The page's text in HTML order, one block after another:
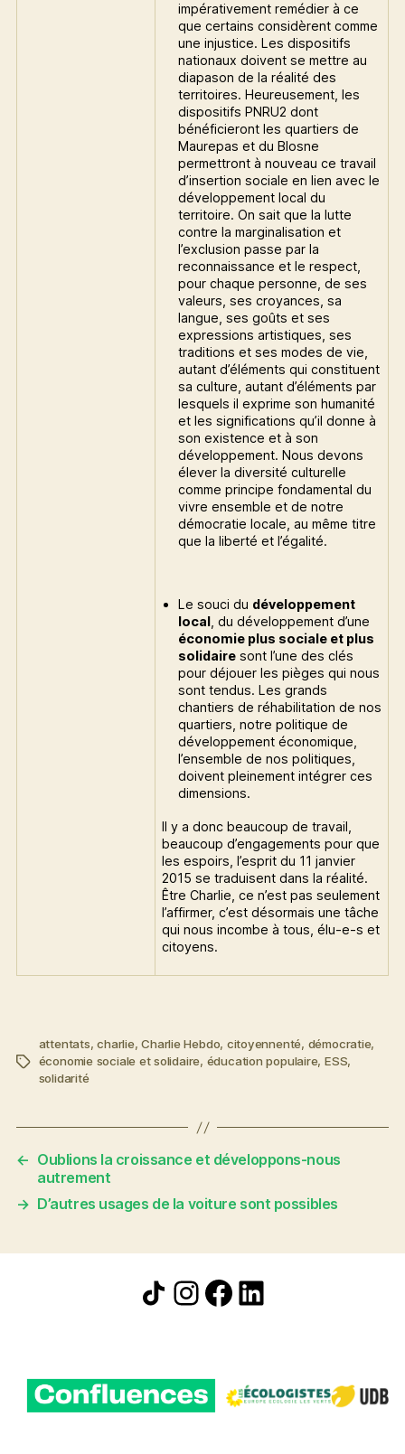
impérativement remédier à ce
que certains considèrent comme
une injustice. Les dispositifs
nationaux doivent se mettre au
diapason de la réalité des
territoires. Heureusement, les
dispositifs PNRU2 dont
bénéficieront les quartiers de
Maurepas et du Blosne
permettront à nouveau ce travail
d’insertion sociale en lien avec le
développement local du
territoire. On sait que la lutte
contre la marginalisation et
l’exclusion passe par la
reconnaissance et le respect,
pour chaque personne, de ses
valeurs, ses croyances, sa
langue, ses goûts et ses
expressions artistiques, ses
traditions et ses modes de vie,
autant d’éléments qui constituent
sa culture, autant d’éléments par
lesquels il exprime son humanité
et les significations qu’il donne à
son existence et à son
développement. Nous devons
élever la diversité culturelle
comme principe fondamental du
vivre ensemble et de notre
démocratie locale, au même titre
que la liberté et l’égalité.
Le souci du développement
local, du développement d’une
économie plus sociale et plus
solidairesont l’une des clés
pour déjouer les pièges qui nous
sont tendus. Les grands
chantiers de réhabilitation de nos
quartiers, notre politique de
développement économique,
l’ensemble de nos politiques,
doivent pleinement intégrer ces
dimensions.
Il y a donc beaucoup de travail,
beaucoup d’engagements pour que
les espoirs, l’esprit du 11 janvier
2015 se traduisent dans la réalité.
Être Charlie, ce n’est pas seulement
l’affirmer, c’est désormais une tâche
qui nous incombe à tous, élu-e-s et
citoyens.
Étiquettes
attentats,charlie,Charlie Hebdo, citoyennenté, démocratie,
économie sociale et solidaire, éducation populaire, ESS,
solidarité
← Oublions la croissance et développons-nous
autrement
→ D’autres usages de la voiture sont possibles
Icône de partage
Instagram
Facebook
LinkedIn